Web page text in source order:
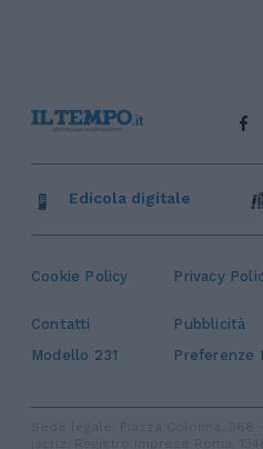
Cookie Policy Privacy
Contatti Pubblicità
Modello 231
Preferenze
Edicola digitale